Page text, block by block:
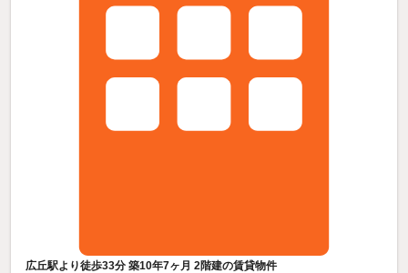
広丘駅より徒歩33分 築10年7ヶ月 2階建の賃貸物件